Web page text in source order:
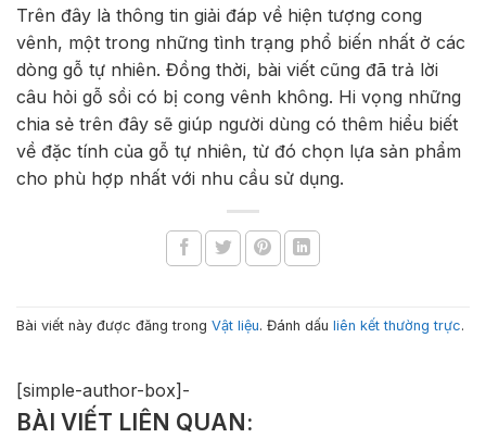
Trên đây là thông tin giải đáp về hiện tượng cong
vênh, một trong những tình trạng phổ biến nhất ở các
dòng gỗ tự nhiên. Đồng thời, bài viết cũng đã trả lời
câu hỏi gỗ sồi có bị cong vênh không. Hi vọng những
chia sẻ trên đây sẽ giúp người dùng có thêm hiểu biết
về đặc tính của gỗ tự nhiên, từ đó chọn lựa sản phẩm
cho phù hợp nhất với nhu cầu sử dụng.
Bài viết này được đăng trong Vật liệu. Đánh dấu liên kết thường trực.
[simple-author-box]-
BÀI VIẾT LIÊN QUAN: